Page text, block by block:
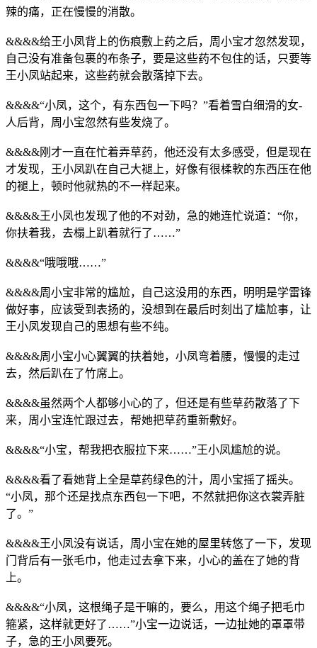
辣的痛，正在慢慢的消散。
&&&&给王小凤背上的伤痕敷上药之后，周小宝才忽然发现，
自己没有准备包裹的布条子，要是这些药不包住的话，只要等
王小凤站起来，这些药就会散落掉下去。
&&&&“小凤，这个，有东西包一下吗？”看着雪白细滑的女-
人后背，周小宝忽然有些发烧了。
&&&&刚才一直在忙着弄草药，他还没有太多感受，但是现在
才发现，王小凤趴在自己大褪上，好像有很楺軟的东西压在他
的褪上，顿时他就热的不一样起来。
&&&&王小凤也发现了他的不对劲，急的她连忙说道：“你，
你扶着我，去榻上趴着就行了……”
&&&&“哦哦哦……”
&&&&周小宝非常的尴尬，自己这没用的东西，明明是学雷锋
做好事，应该受到表扬的，没想到在最后时刻出了尴尬事，让
王小凤发现自己的思想有些不纯。
&&&&周小宝小心翼翼的扶着她，小凤弯着腰，慢慢的走过
去，然后趴在了竹席上。
&&&&虽然两个人都够小心的了，但还是有些草药散落了下
来，周小宝连忙跟过去，帮她把草药重新敷好。
&&&&“小宝，帮我把衣服拉下来……”王小凤尴尬的说。
&&&&看了看她背上全是草药绿色的汁，周小宝摇了摇头。
“小凤，那个还是找点东西包一下吧，不然就把你这衣裳弄脏
了。”
&&&&王小凤没有说话，周小宝在她的屋里转悠了一下，发现
门背后有一张毛巾，他走过去拿下来，小心的盖在了她的背
上。
&&&&“小凤，这根绳子是干嘛的，要么，用这个绳子把毛巾
箍紧，这样就更好了……”小宝一边说话，一边扯她的罩罩带
子，急的王小凤要死。